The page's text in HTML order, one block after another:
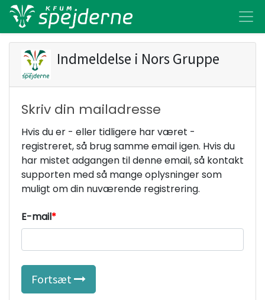
Indmeldelse i Nors Gruppe
Skriv din mailadresse
Hvis du er - eller tidligere har været -
registreret, så brug samme email igen. Hvis du
har mistet adgangen til denne email, så kontakt
supporten med så mange oplysninger som
muligt om din nuværende registrering.
E-mail
Fortsæt